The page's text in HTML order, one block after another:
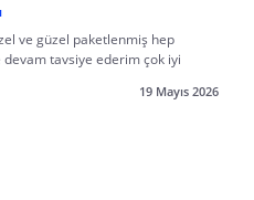
ve güzel paketlenmiş hep
tavsiye ederim çok iyi
19 Mayıs 2026